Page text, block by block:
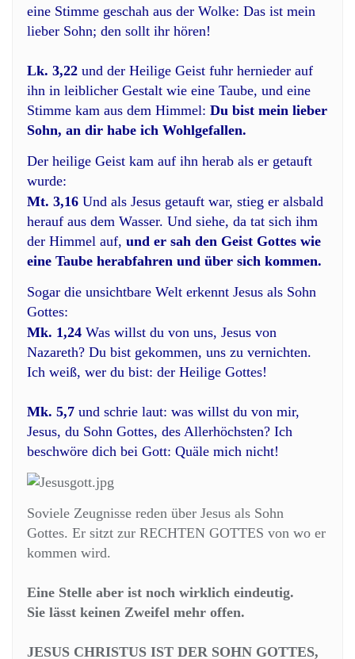
eine Stimme geschah aus der Wolke: Das ist mein
lieber Sohn; den sollt ihr hören!
Lk. 3,22 und der Heilige Geist fuhr hernieder auf
ihn in leiblicher Gestalt wie eine Taube, und eine
Stimme kam aus dem Himmel: Du bist mein lieber
Sohn, an dir habe ich Wohlgefallen.
Der heilige Geist kam auf ihn herab als er getauft
wurde:
Mt. 3,16 Und als Jesus getauft war, stieg er alsbald
herauf aus dem Wasser. Und siehe, da tat sich ihm
der Himmel auf, und er sah den Geist Gottes wie
eine Taube herabfahren und über sich kommen.
Sogar die unsichtbare Welt erkennt Jesus als Sohn
Gottes:
Mk. 1,24 Was willst du von uns, Jesus von
Nazareth? Du bist gekommen, uns zu vernichten.
Ich weiß, wer du bist: der Heilige Gottes!
Mk. 5,7 und schrie laut: was willst du von mir,
Jesus, du Sohn Gottes, des Allerhöchsten? Ich
beschwöre dich bei Gott: Quäle mich nicht!
Soviele Zeugnisse reden über Jesus als Sohn
Gottes. Er sitzt zur RECHTEN GOTTES von wo er
kommen wird.
Eine Stelle aber ist noch wirklich eindeutig.
Sie lässt keinen Zweifel mehr offen.
JESUS CHRISTUS IST DER SOHN GOTTES,